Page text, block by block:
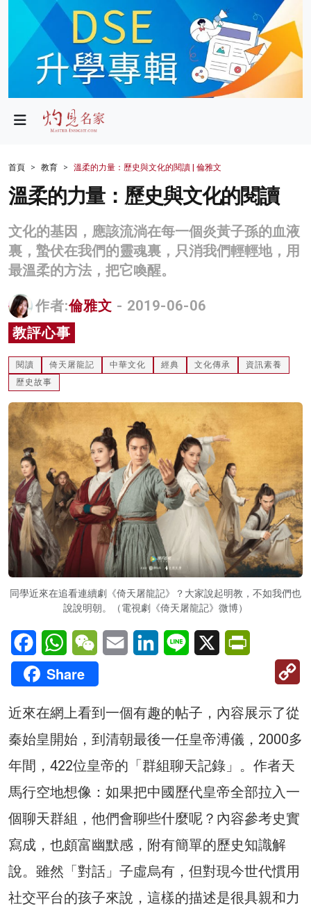
政局
財經
生活
商業
科技
影片
名家榜
灼見活動
關於我們
首頁 教育 溫柔的力量：歷史與文化的閱讀 | 倫雅文
溫柔的力量：歷史與文化的閱讀
文化的基因，應該流淌在每一個炎黃子孫的血液
裏，蟄伏在我們的靈魂裏，只消我們輕輕地，用
最溫柔的方法，把它喚醒。
作者:倫雅文 - 2019-06-06
教評心事
閱讀 倚天屠龍記 中華文化 經典 文化傳承
資訊素養
歷史故事
同學近來在追看連續劇《倚天屠龍記》？大家說起明教，不如我們也
說說明朝。（電視劇《倚天屠龍記》微博）
FacebookWhatsAppWeChatEmail LinkedInLine X
Share
近來在網上看到一個有趣的帖子，內容展示了從
秦始皇開始，到清朝最後一任皇帝溥儀，2000多
年間，422位皇帝的「群組聊天記錄」。作者天
馬行空地想像：如果把中國歷代皇帝全部拉入一
個聊天群組，他們會聊些什麼呢？內容參考史實
寫成，也頗富幽默感，附有簡單的歷史知識解
說。雖然「對話」子虛烏有，但對現今世代慣用
社交平台的孩子來說，這樣的描述是很具親和力